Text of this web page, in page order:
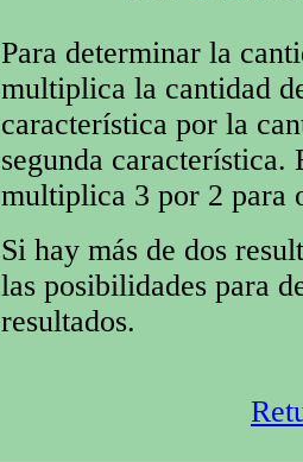
Para determinar la
multiplica la cantidad
característica por la
segunda
multiplica 3 por 2 para
Si hay más de dos
las posibilidades para
resultados.